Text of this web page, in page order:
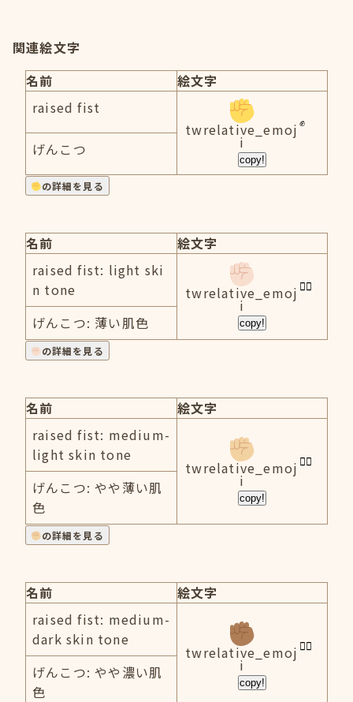
関連絵文字
名前
絵文字
raised fist
twrelative_emoj
i
copy!
げんこつ
の詳細を見る
名前
絵文字
raised fist: light ski
n tone
twrelative_emoj
i
copy!
げんこつ: 薄い肌色
の詳細を見る
名前
絵文字
raised fist: medium-
light skin tone
twrelative_emoj
i
copy!
げんこつ: やや薄い肌
色
の詳細を見る
名前
絵文字
raised fist: medium-
dark skin tone
twrelative_emoj
i
copy!
げんこつ: やや濃い肌
色